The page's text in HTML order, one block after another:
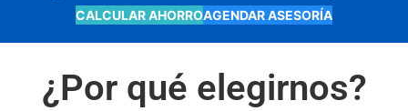
CALCULAR AHORROAGENDAR ASESORÍA
¿Por qué elegirnos?